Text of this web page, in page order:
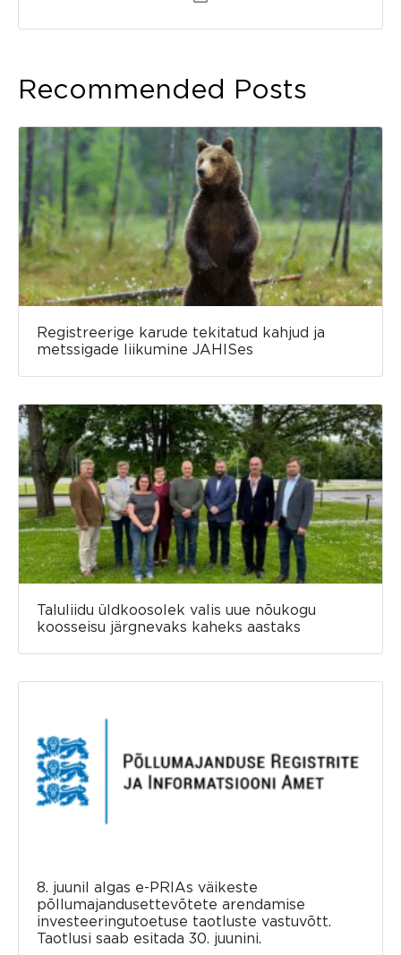
Recommended Posts
Registreerige karude tekitatud kahjud ja
metssigade liikumine JAHISes
Taluliidu üldkoosolek valis uue nõukogu
koosseisu järgnevaks kaheks aastaks
8. juunil algas e-PRIAs väikeste
põllumajandusettevõtete arendamise
investeeringutoetuse taotluste vastuvõtt.
Taotlusi saab esitada 30. juunini.